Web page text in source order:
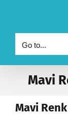
content
Go to...
Mavi
Mavi